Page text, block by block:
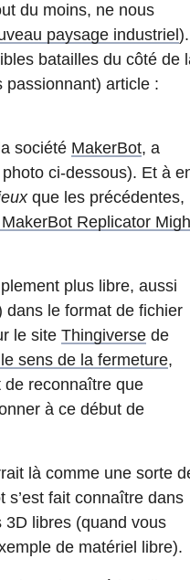
du moins, ne nous
paysage industriel).
batailles du côté de
passionnant) article :
société MakerBot, a
ci-dessous). Et à
que les précédentes,
Replicator
plus libre, aussi
dans le format de fichier
le site Thingiversede
sens de la fermeture,
de reconnaître que
à ce début de
là comme une sorte
s’est fait connaître dans
3D libres (quand vous
de matériel libre).